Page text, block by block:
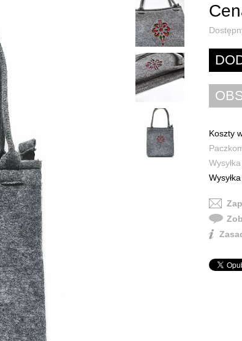
Koszty